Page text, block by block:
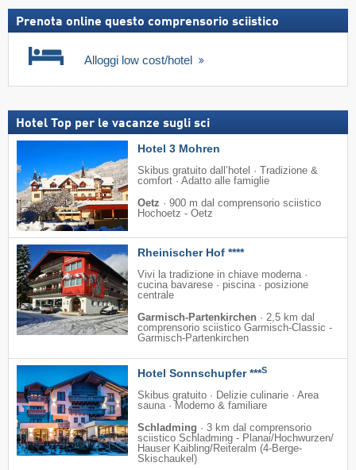
Prenota online questo comprensorio sciistico
Alloggi low cost/hotel
Hotel Top per le vacanze sugli sci
Hotel 3 Mohren
Skibus gratuito dall’hotel · Tradizione &
comfort · Adatto alle famiglie
Oetz · 900 m dal comprensorio sciistico
Hochoetz - Oetz
Rheinischer Hof ****
Vivi la tradizione in chiave moderna ·
cucina bavarese · piscina · posizione
centrale
Garmisch-Partenkirchen · 2,5 km dal
comprensorio sciistico Garmisch-Classic -
Garmisch-Partenkirchen
Hotel Sonnschupfer ***S
Skibus gratuito · Delizie culinarie · Area
sauna · Moderno & familiare
Schladming · 3 km dal comprensorio
sciistico Schladming - Planai/​Hochwurzen/​
Hauser Kaibling/​Reiteralm (4-Berge-
Skischaukel)